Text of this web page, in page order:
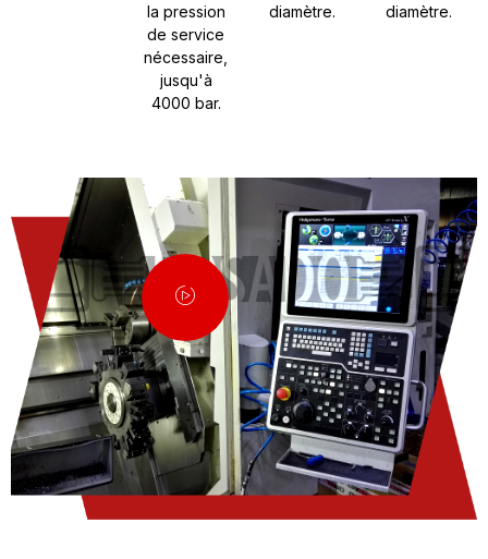
la pression
de service
nécessaire,
jusqu'à
4000 bar.
diamètre.
diamètre.